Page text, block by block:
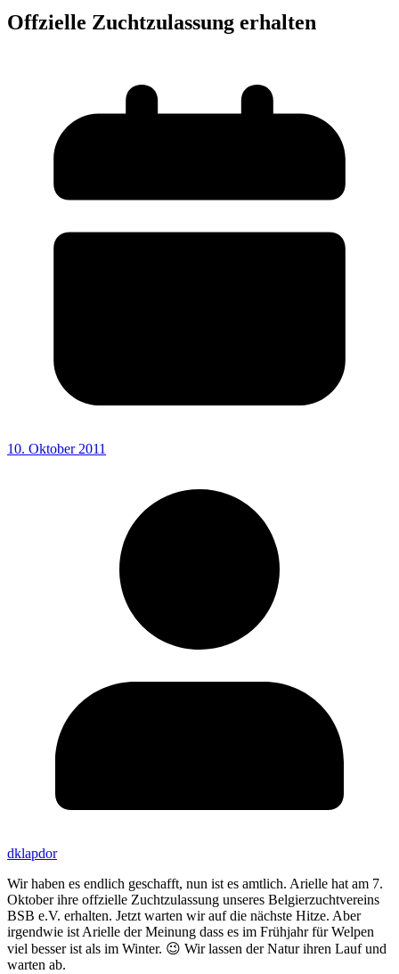
Offzielle Zuchtzulassung erhalten
10. Oktober 2011
dklapdor
Wir haben es endlich geschafft, nun ist es amtlich. Arielle hat am 7.
Oktober ihre offzielle Zuchtzulassung unseres Belgierzuchtvereins
BSB e.V. erhalten. Jetzt warten wir auf die nächste Hitze. Aber
irgendwie ist Arielle der Meinung dass es im Frühjahr für Welpen
viel besser ist als im Winter. 😉 Wir lassen der Natur ihren Lauf und
warten ab.